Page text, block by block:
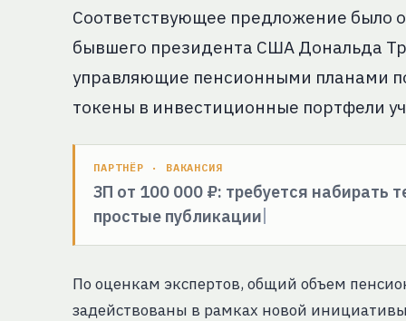
Соответствующее предложение было
бывшего президента США Дональда
управляющие пенсионными планами
токены в инвестиционные портфели
ПАРТНЁР · ВАКАНСИЯ
ЗП от 100 000 ₽: требуется набирать
простые публикации
По оценкам экспертов, общий объем
задействованы в рамках новой